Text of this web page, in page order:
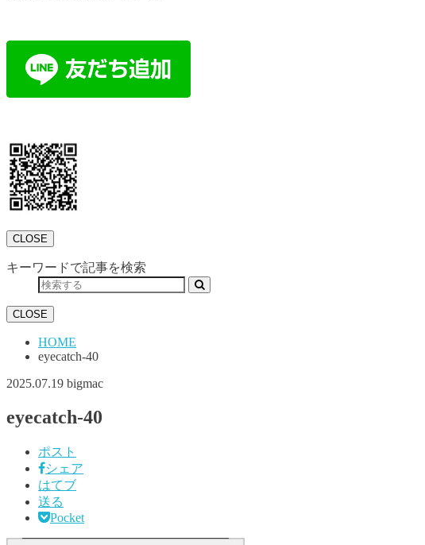
CLOSE
キーワードで記事を検索
CLOSE
HOME
eyecatch-40
2025.07.19 bigmac
eyecatch-40
ポスト
シェア
はてブ
送る
Pocket